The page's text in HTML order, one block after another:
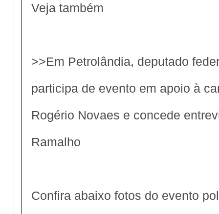
Veja também
>>Em Petrolândia, deputado
participa de evento em apoio à
Rogério Novaes e concede
Ramalho
Confira abaixo fotos do evento